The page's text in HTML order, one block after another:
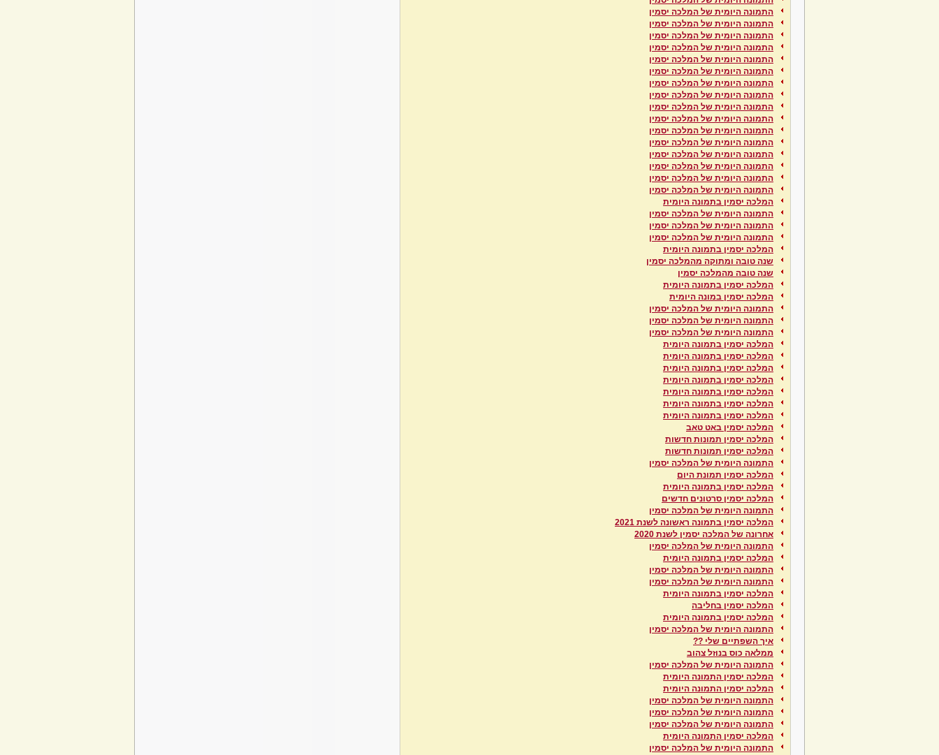
התמונה היומית של המלכה יסמין
התמונה היומית של המלכה יסמין
התמונה היומית של המלכה יסמין
התמונה היומית של המלכה יסמין
התמונה היומית של המלכה יסמין
התמונה היומית של המלכה יסמין
התמונה היומית של המלכה יסמין
התמונה היומית של המלכה יסמין
התמונה היומית של המלכה יסמין
התמונה היומית של המלכה יסמין
התמונה היומית של המלכה יסמין
התמונה היומית של המלכה יסמין
התמונה היומית של המלכה יסמין
התמונה היומית של המלכה יסמין
התמונה היומית של המלכה יסמין
התמונה היומית של המלכה יסמין
המלכה יסמין בתמונה היומית
התמונה היומית של המלכה יסמין
התמונה היומית של המלכה יסמין
התמונה היומית של המלכה יסמין
המלכה יסמין בתמונה היומית
שנה טובה ומתוקה מהמלכה יסמין
שנה טובה מהמלכה יסמין
המלכה יסמין בתמונה היומית
המלכה יסמין במונה היומית
התמונה היומית של המלכה יסמין
התמונה היומית של המלכה יסמין
התמונה היומית של המלכה יסמין
המלכה יסמין בתמונה היומית
המלכה יסמין בתמונה היומית
המלכה יסמין בתמונה היומית
המלכה יסמין בתמונה היומית
המלכה יסמין בתמונה היומית
המלכה יסמין בתמונה היומית
המלכה יסמין בתמונה היומית
המלכה יסמין באט טאב
המלכה יסמין תמונות חדשות
המלכה יסמין תמונות חדשות
התמונה היומית של המלכה יסמין
המלכה יסמין תמונת היום
המלכה יסמין בתמונה היומית
המלכה יסמין סרטונים חדשים
התמונה היומית של המלכה יסמין
המלכה יסמין בתמונה ראשונה לשנת 2021
אחרונה של המלכה יסמין לשנת 2020
התמונה היומית של המלכה יסמין
המלכה יסמין בתמונה היומית
התמונה היומית של המלכה יסמין
התמונה היומית של המלכה יסמין
המלכה יסמין בתמונה היומית
המלכה יסמין בחליבה
המלכה יסמין בתמונה היומית
התמונה היומית של המלכה יסמין
איך השפתיים שלי ??
ממלאה כוס בנוזל צהוב
התמונה היומית של המלכה יסמין
המלכה יסמין התמונה היומית
המלכה יסמין התמונה היומית
התמונה היומית של המלכה יסמין
התמונה היומית של המלכה יסמין
התמונה היומית של המלכה יסמין
המלכה יסמין התמונה היומית
התמונה היומית של המלכה יסמין